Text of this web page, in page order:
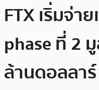
FTX เริ่มจ่า
phase ที่ 2
ล้านดอลลาร์